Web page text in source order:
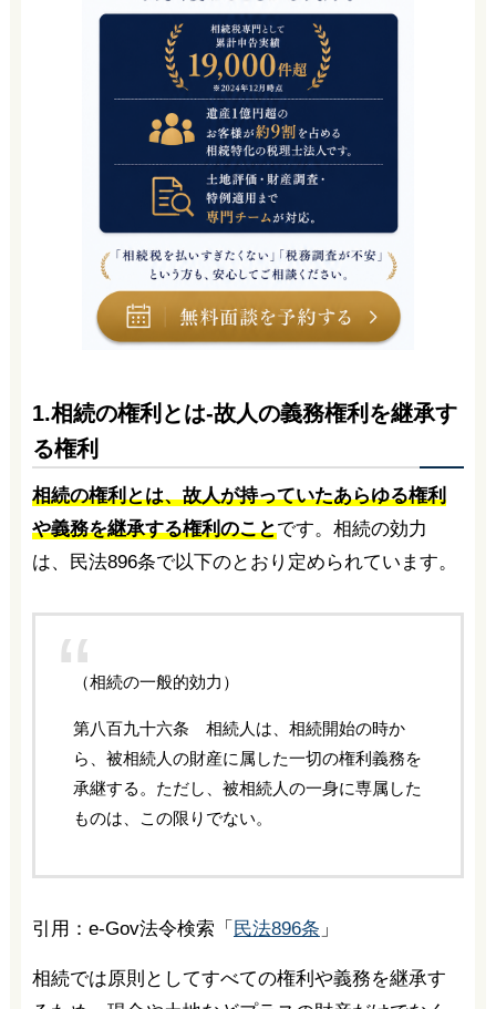
1.相続の権利とは-故人の義務権利を継承す
る権利
相続の権利とは、故人が持っていたあらゆる権利
や義務を継承する権利のことです。相続の効力
は、民法896条で以下のとおり定められています。
（相続の一般的効力）
第八百九十六条 相続人は、相続開始の時か
ら、被相続人の財産に属した一切の権利義務を
承継する。ただし、被相続人の一身に専属した
ものは、この限りでない。
引用：e-Gov法令検索「 民法896条 」
相続では原則としてすべての権利や義務を継承す